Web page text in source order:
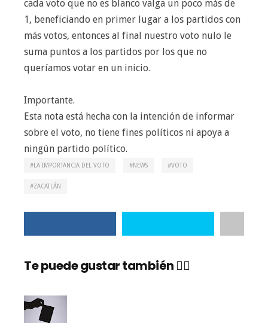
cada voto que no es blanco valga un poco más de
1, beneficiando en primer lugar a los partidos con
más votos, entonces al final nuestro voto nulo le
suma puntos a los partidos por los que no
queríamos votar en un inicio.
Importante.
Esta nota está hecha con la intención de informar
sobre el voto, no tiene fines políticos ni apoya a
ningún partido político.
LA IMPORTANCIA DEL VOTO NEWS VOTO
ZACATLÁN
Te puede gustar también 👇🏼